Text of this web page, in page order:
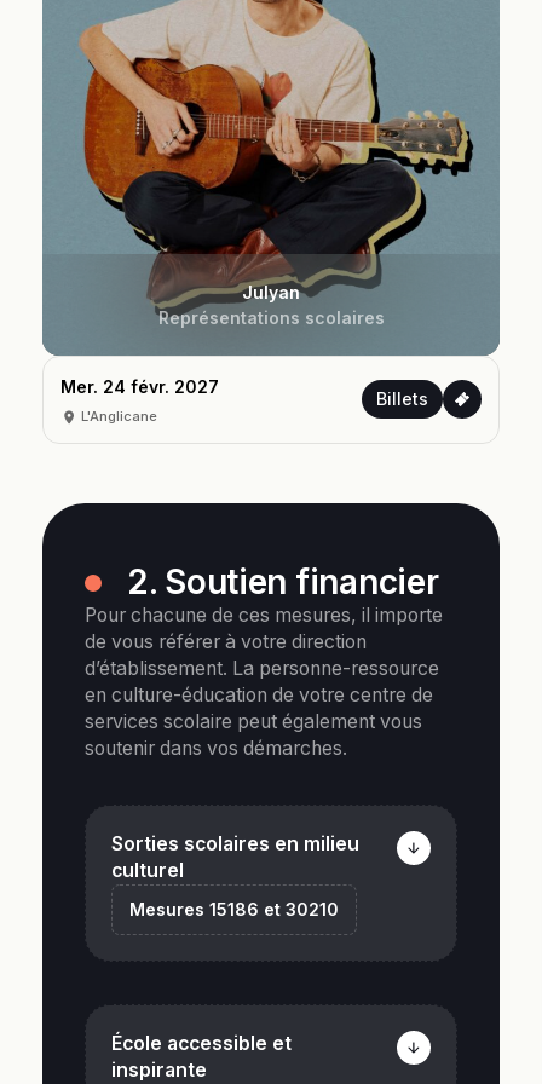
Julyan
Représentations scolaires
Mer. 24 févr. 2027
L'Anglicane
Billets
2. Soutien financier
Pour chacune de ces mesures, il importe
de vous référer à votre direction
d’établissement. La personne-ressource
en culture-éducation de votre centre de
services scolaire peut également vous
soutenir dans vos démarches.
Sorties scolaires en milieu
culturel
Mesures 15186 et 30210
financière exclusive aux sorties
scolaires en milieu culturel. Elle
École accessible et
inspirante